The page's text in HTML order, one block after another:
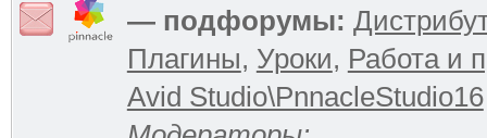
— подфорумы:
Плагины, Уроки, Работа и
Avid Studio\PnnacleStudio16